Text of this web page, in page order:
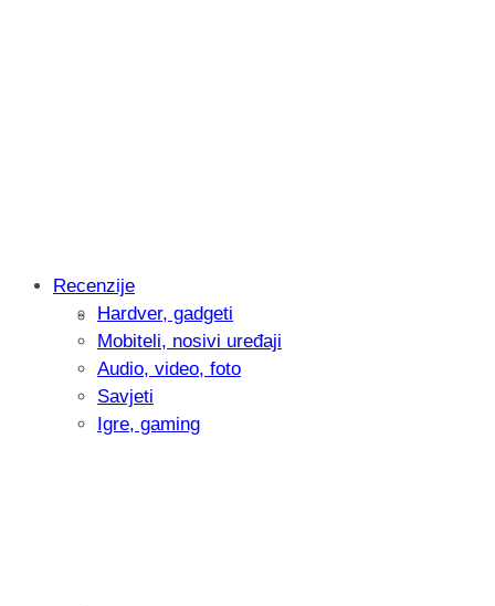
Intervju: Goran Jović, fotograf -
Recenzije
Hardver, gadgeti
Mobiteli, nosivi uređaji
Audio, video, foto
Savjeti
Igre, gaming